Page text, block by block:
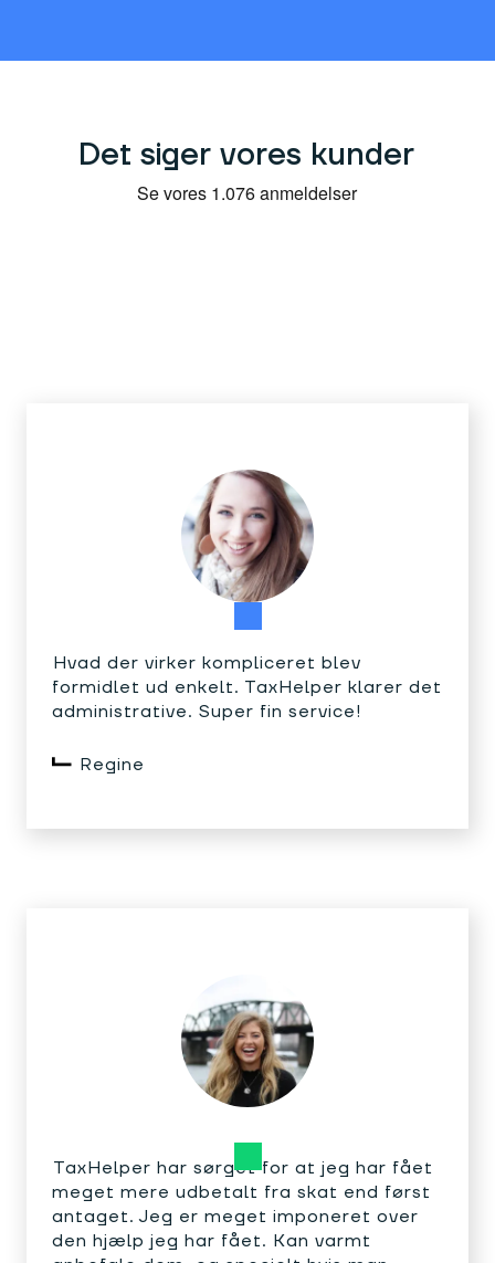
Det siger vores kunder
Hvad der virker kompliceret blev
formidlet ud enkelt. TaxHelper klarer det
administrative. Super fin service!
Regine
TaxHelper har sørget for at jeg har fået
meget mere udbetalt fra skat end først
antaget. Jeg er meget imponeret over
den hjælp jeg har fået. Kan varmt